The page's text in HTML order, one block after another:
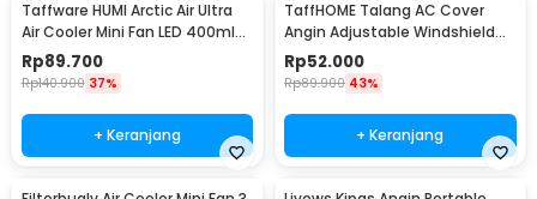
Taffware HUMI Arctic Air Ultra
Air Cooler Mini Fan LED 400ml
8W 5V - K-F009
Rp89.700
Rp140.900 37%
+ Keranjang
TaffHOME Talang AC Cover
Angin Adjustable Windshield
Deflector - WB588
Rp52.000
Rp89.900 43%
+ Keranjang